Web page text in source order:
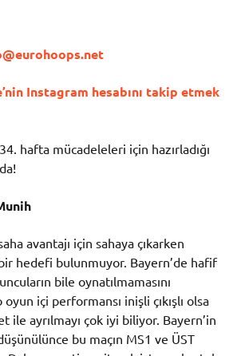
Instagram hesabını takip etmek
hafta mücadeleleri için hazırladığı
avantajı için sahaya çıkarken
hedefi bulunmuyor. Bayern’de hafif
bile oynatılmamasını
içi performansı inişli çıkışlı olsa
ile ayrılmayı çok iyi biliyor. Bayern’in
bu maçın MS1 ve ÜST